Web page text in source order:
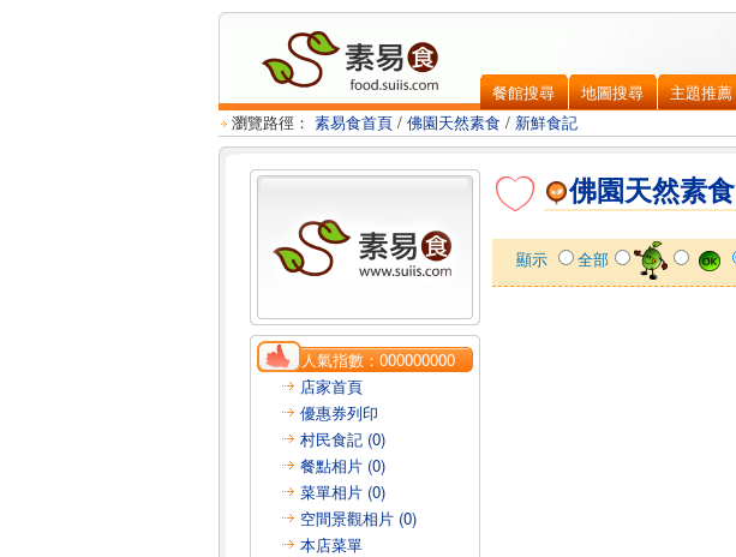
餐館搜尋 地圖搜尋 主題推薦
瀏覽路徑： 素易食首頁 / 佛園天然素食 / 新鮮食記
人氣指數：000000000
店家首頁
優惠券列印
村民食記 (0)
餐點相片 (0)
菜單相片 (0)
空間景觀相片 (0)
本店菜單
佛園天然素食
顯示 全部